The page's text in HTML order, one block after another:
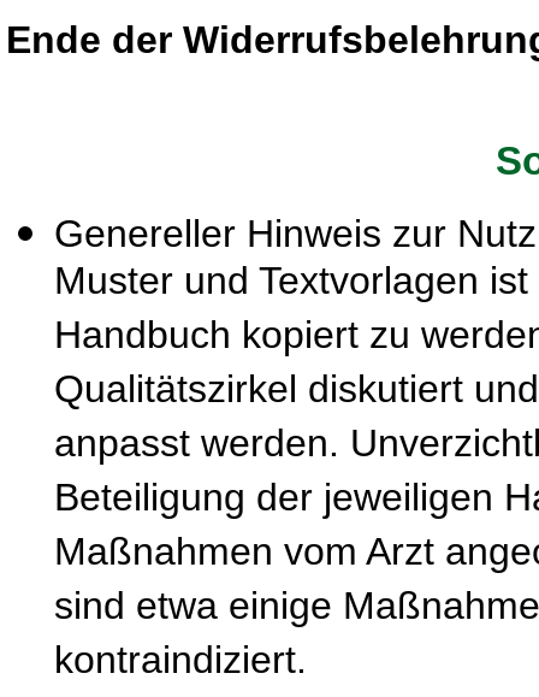
Ende der
Genereller Hinweis zur
Muster und Textvorlagen
Handbuch kopiert zu
Qualitätszirkel diskutiert
anpasst werden.
Beteiligung der jeweiligen
Maßnahmen vom Arzt
sind etwa einige
kontraindiziert.